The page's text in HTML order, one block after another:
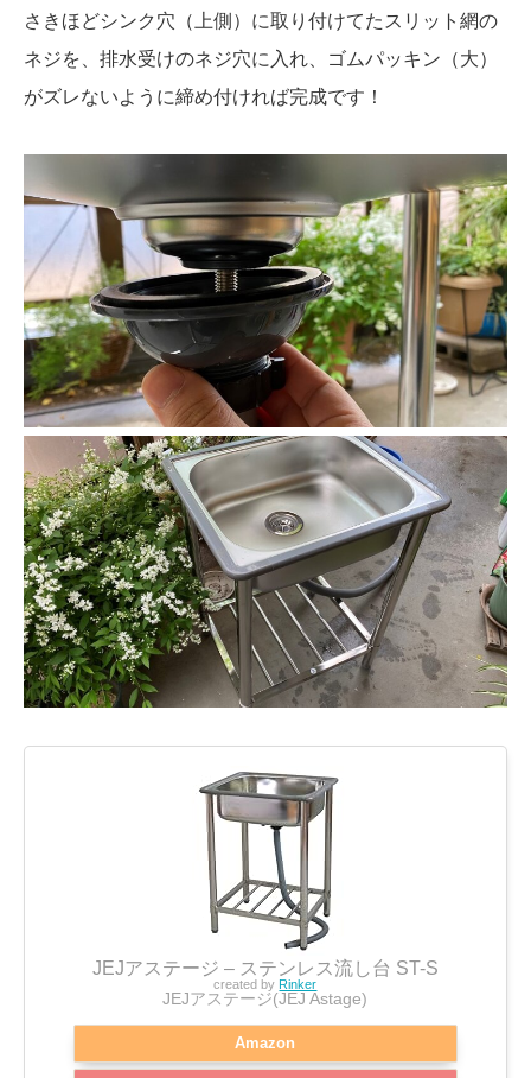
さきほどシンク穴（上側）に取り付けてたスリット網の
ネジを、排水受けのネジ穴に入れ、ゴムパッキン（大）
がズレないように締め付ければ完成です！
JEJアステージ – ステンレス流し台 ST-S
created by Rinker
JEJアステージ(JEJ Astage)
Amazon